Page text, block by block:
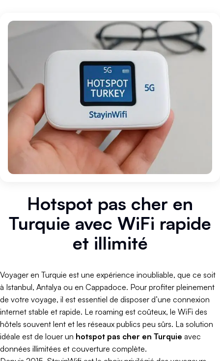
Hotspot pas cher en
Turquie avec WiFi rapide
et illimité
Voyager en Turquie est une expérience inoubliable, que ce soit
à Istanbul, Antalya ou en Cappadoce. Pour profiter pleinement
de votre voyage, il est essentiel de disposer d’une connexion
internet stable et rapide. Le roaming est coûteux, le WiFi des
hôtels souvent lent et les réseaux publics peu sûrs. La solution
idéale est de louer un hotspot pas cher en Turquie avec
données illimitées et couverture complète.